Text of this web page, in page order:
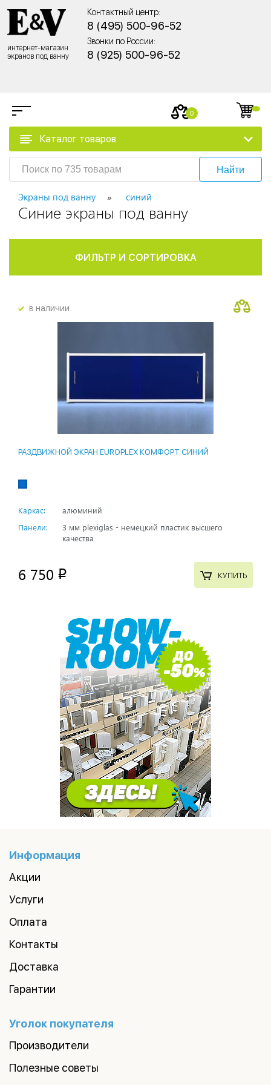
интернет-магазин
экранов под ванну
Контактный центр:
8 (495) 500-96-52
Звонки по России:
8 (925) 500-96-52
0
Каталог товаров
Найти
Экраны под ванну синий
Синие экраны под ванну
ФИЛЬТР И СОРТИРОВКА
в наличии
РАЗДВИЖНОЙ ЭКРАН EUROPLEX КОМФОРТ СИНИЙ
Каркас:
алюминий
Панели:
3 мм plexiglas - немецкий пластик высшего
качества
6 750 p КУПИТЬ
Информация
Акции
Услуги
Оплата
Контакты
Доставка
Гарантии
Уголок покупателя
Производители
Полезные советы